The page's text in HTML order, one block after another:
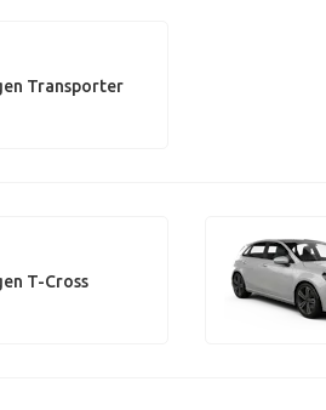
Transporter
T-Cross